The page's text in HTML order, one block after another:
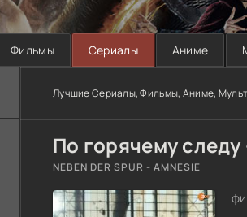
Фильмы Сериалы Аниме
Лучшие Сериалы, Фильмы, Аниме,
По горячему
NEBEN DER SPUR - AMNESIE